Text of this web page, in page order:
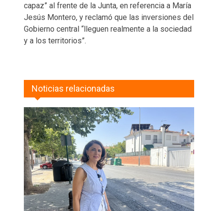
capaz” al frente de la Junta, en referencia a María
Jesús Montero, y reclamó que las inversiones del
Gobierno central “lleguen realmente a la sociedad
y a los territorios”.
Noticias relacionadas